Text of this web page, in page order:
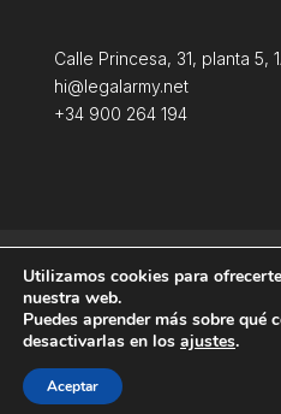
Calle Princesa, 31, planta 5,
hi@legalarmy.net
+34 900 264 194
Terminos y condiciones
Producida por
Utilizamos cookies para
nuestra web.
Puedes aprender más sobre qué
desactivarlas en los ajustes.
Aceptar